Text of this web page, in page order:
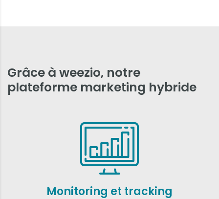
Grâce à weezio, notre
plateforme marketing hybride
Monitoring et tracking